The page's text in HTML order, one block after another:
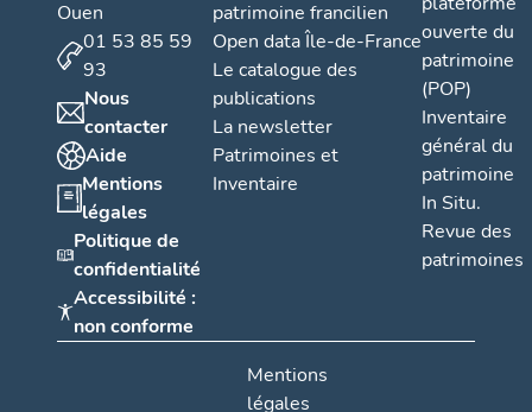
Ouen
01 53 85 59
93
Nous
contacter
Aide
Mentions
légales
Politique de
confidentialité
Accessibilité :
non conforme
patrimoine francilien
Open data Île-de-France
Le catalogue des
publications
La newsletter
Patrimoines et
Inventaire
ouverte du
patrimoine
(POP)
Inventaire
général du
patrimoine
In Situ.
Revue des
patrimoines
Mentions
légales